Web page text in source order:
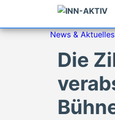
News & Aktuelles
Die